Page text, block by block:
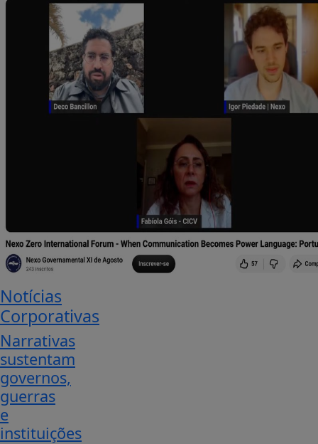
Notícias
Corporativas
Narrativas
sustentam
governos,
guerras
e
instituições